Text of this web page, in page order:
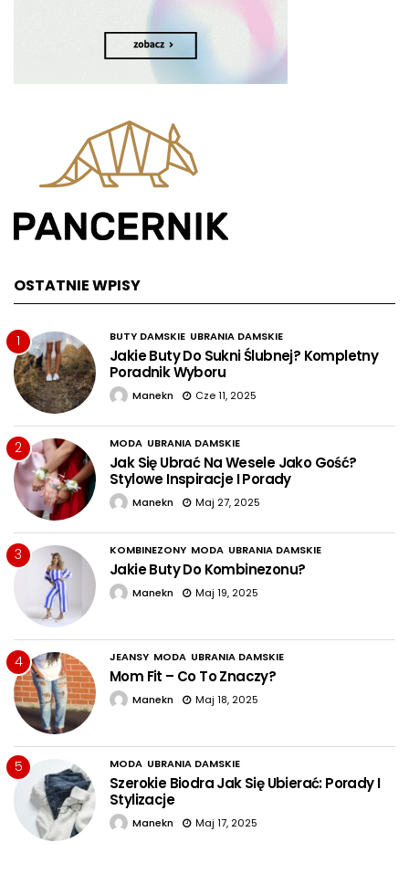
OSTATNIE WPISY
1 BUTY DAMSKIE UBRANIA DAMSKIE
Jakie Buty Do Sukni Ślubnej? Kompletny
Poradnik Wyboru
Manekn Cze 11, 2025
2 MODA UBRANIA DAMSKIE
Jak Się Ubrać Na Wesele Jako Gość?
Stylowe Inspiracje I Porady
Manekn Maj 27, 2025
3 KOMBINEZONY MODA UBRANIA DAMSKIE
Jakie Buty Do Kombinezonu?
Manekn Maj 19, 2025
4 JEANSY MODA UBRANIA DAMSKIE
Mom Fit – Co To Znaczy?
Manekn Maj 18, 2025
5 MODA UBRANIA DAMSKIE
Szerokie Biodra Jak Się Ubierać: Porady I
Stylizacje
Manekn Maj 17, 2025